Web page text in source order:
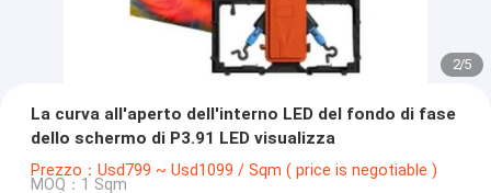
2/5
La curva all'aperto dell'interno LED del fondo di fase
dello schermo di P3.91 LED visualizza
Prezzo：Usd799 ~ Usd1099 / Sqm ( price is negotiable )
MOQ：1 Sqm